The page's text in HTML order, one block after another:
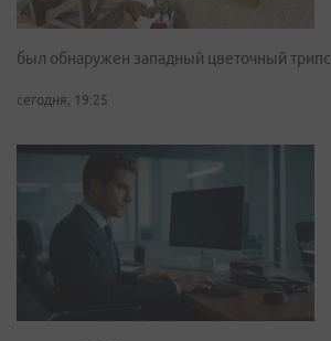
был обнаружен западный цветочный трипс
сегодня, 19:25